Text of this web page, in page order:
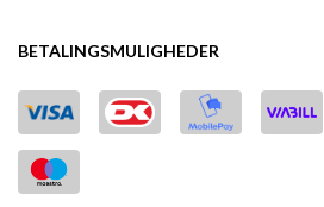
BETALINGSMULIGHEDER